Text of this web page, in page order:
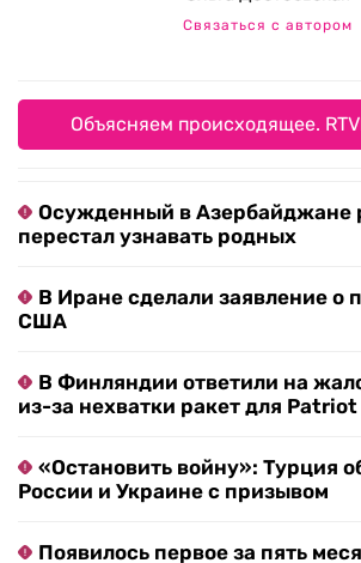
Связаться с автором
Объясняем происходящее.
Осужденный в Азербайджане
перестал узнавать родных
В Иране сделали заявление о
США
В Финляндии ответили на
из-за нехватки ракет для Patriot
«Остановить войну»: Турция
России и Украине с призывом
Появилось первое за пять